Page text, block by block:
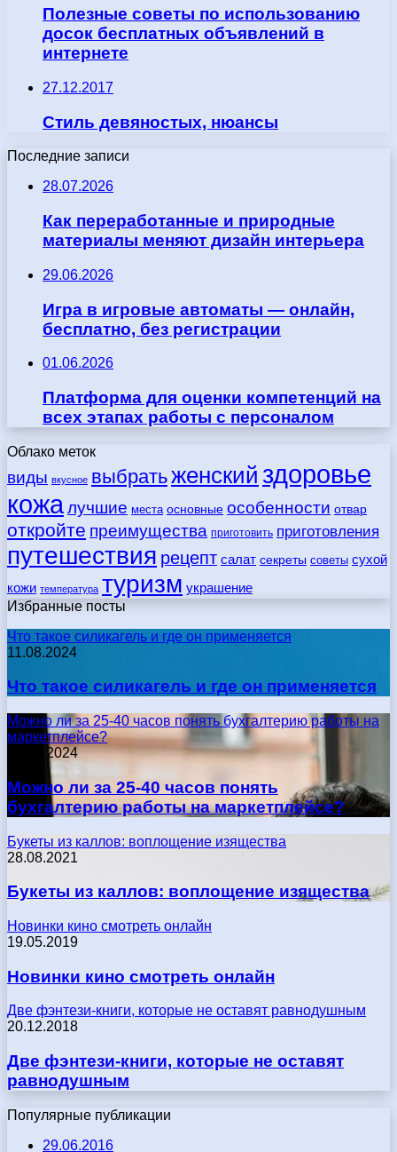
Полезные советы по использованию
досок бесплатных объявлений в
интернете
27.12.2017
Стиль девяностых, нюансы
Последние записи
28.07.2026
Как переработанные и природные
материалы меняют дизайн интерьера
29.06.2026
Игра в игровые автоматы — онлайн,
бесплатно, без регистрации
01.06.2026
Платформа для оценки компетенций на
всех этапах работы с персоналом
Облако меток
виды вкусное выбратьженский здоровье
кожалучшие места основные особенности отвар
откройте преимущества приготовить приготовления
путешествия рецепт салат секреты советы сухой
кожи температура туризм украшение
Избранные посты
Что такое силикагель и где он применяется
11.08.2024
Что такое силикагель и где он применяется
Можно ли за 25-40 часов понять бухгалтерию работы на
маркетплейсе?
17.05.2024
Можно ли за 25-40 часов понять
бухгалтерию работы на маркетплейсе?
Букеты из каллов: воплощение изящества
28.08.2021
Букеты из каллов: воплощение изящества
Новинки кино смотреть онлайн
19.05.2019
Новинки кино смотреть онлайн
Две фэнтези-книги, которые не оставят равнодушным
20.12.2018
Две фэнтези-книги, которые не оставят
равнодушным
Популярные публикации
29.06.2016